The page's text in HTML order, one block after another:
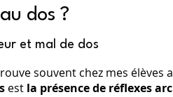
dos ?
et mal de dos
souvent chez mes élèves
est la présence de réflexes